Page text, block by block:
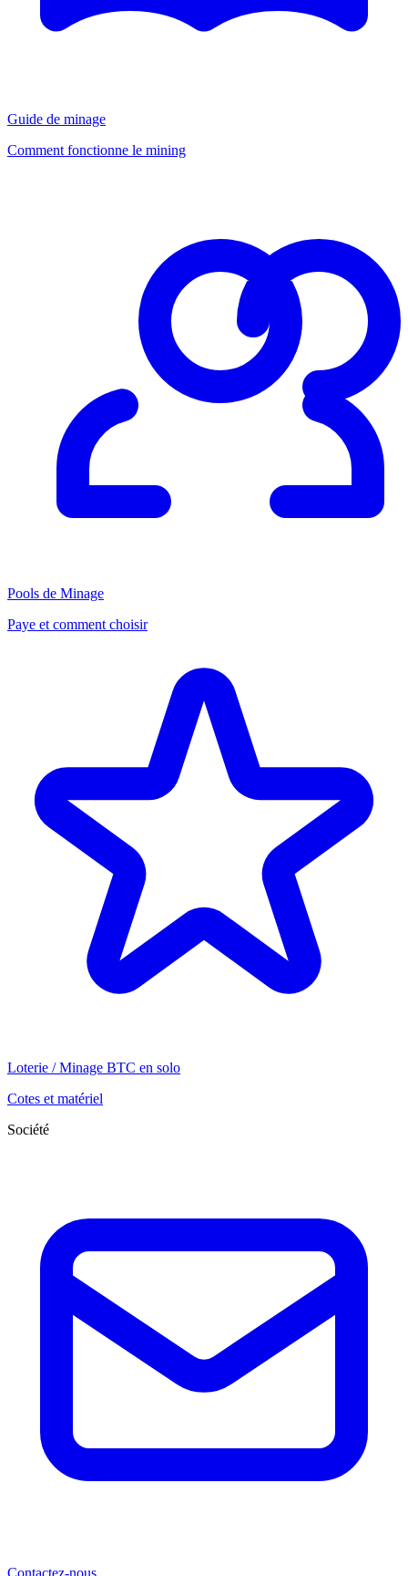
Guide de minage
Comment fonctionne le mining
Pools de Minage
Paye et comment choisir
Loterie / Minage BTC en solo
Cotes et matériel
Société
Contactez-nous